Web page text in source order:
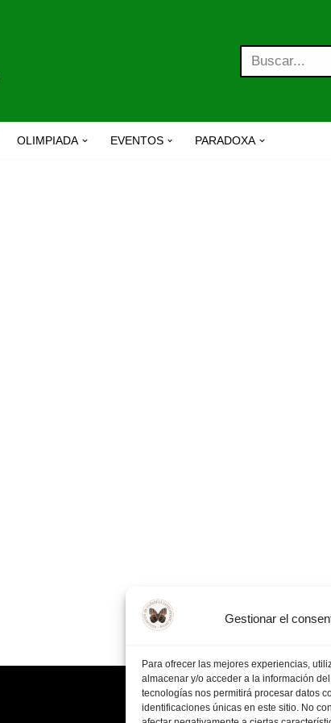
Gestionar el
Para ofrecer las mejores experiencias,
almacenar y/o acceder a la información
tecnologías nos permitirá procesar datos
identificaciones únicas en este sitio. No
OLIMPIADA EVENTOS PARADOXA